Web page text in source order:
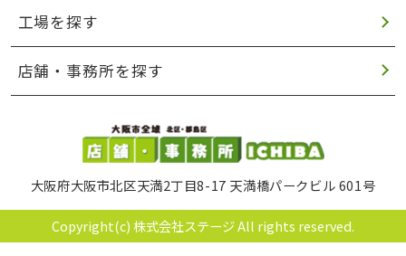
工場を探す
店舗・事務所を探す
大阪府大阪市北区天満2丁目8-17 天満橋パークビル 601号
Copyright(c) 株式会社ステージ All rights reserved.